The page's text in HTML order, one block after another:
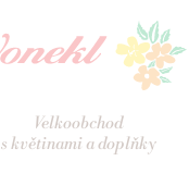
Velkoobchod
s květinami a doplňky